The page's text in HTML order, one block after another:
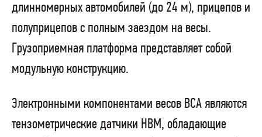
длинномерных автомобилей (до 24 м), прицепов и
полуприцепов с полным заездом на весы.
Грузоприемная платформа представляет собой
модульную конструкцию.
Электронными компонентами весов ВСА являются
тензометрические датчики НВМ, обладающие